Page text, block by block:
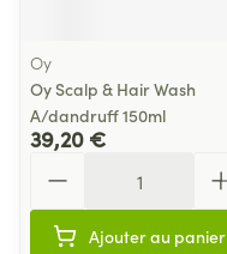
Oy
Oy Scalp & Hair Wash
A/dandruff 150ml
39,20 €
Ajouter au panier